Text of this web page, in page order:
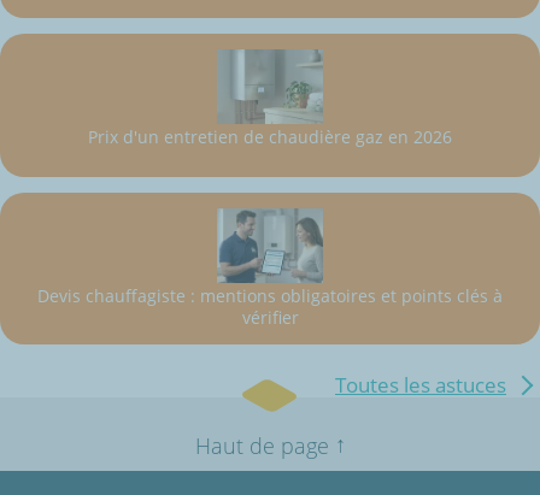
Prix d'un entretien de chaudière gaz en 2026
Devis chauffagiste : mentions obligatoires et points clés à
vérifier
Toutes les astuces
Haut de page ↑